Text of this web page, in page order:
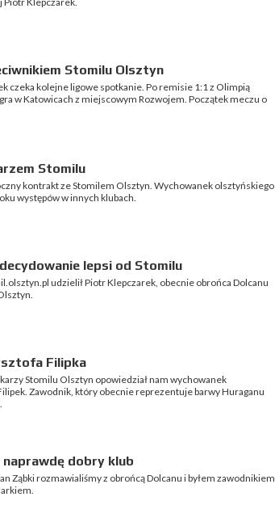
Stomilu Olsztyn
czeka kolejne ligowe spotkanie. Po remisie 1:1 z Olimpią
w Katowicach z miejscowym Rozwojem. Początek meczu o
Stomilu
kontrakt ze Stomilem Olsztyn. Wychowanek olsztyńskiego
występów w innych klubach.
lepsi od Stomilu
udzielił Piotr Klepczarek, obecnie obrońca Dolcanu
Filipka
Stomilu Olsztyn opowiedział nam wychowanek
Zawodnik, który obecnie reprezentuje barwy Huraganu
dobry klub
Ząbki rozmawialiśmy z obrońcą Dolcanu i byłem zawodnikiem